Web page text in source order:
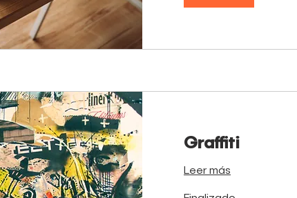
Graffiti
Leer más